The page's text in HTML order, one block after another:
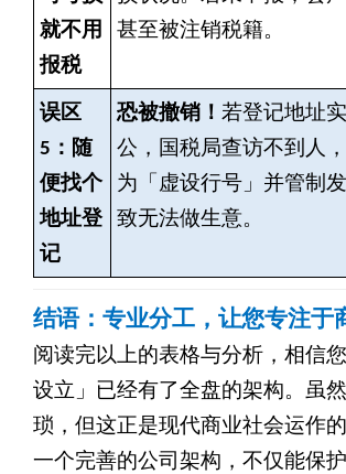
就不用
报税
甚至被注销税籍。
误区
5：随
便找个
地址登
记
恐被撤销！ 若登记地址
公，国税局查访不到人
为「虚设行号」并管制
致无法做生意。
结语：专业分工，让您专注于
阅读完以上的表格与分析，相信
设立」已经有了全盘的架构。虽
琐，但这正是现代商业社会运作的
一个完善的公司架构，不仅能保